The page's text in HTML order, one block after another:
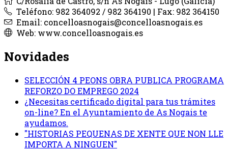
Teléfono: 982 364092 / 982 364190 | Fax: 982 364150
Email: concelloasnogais@concelloasnogais.es
Web: www.concelloasnogais.es
Novidades
SELECCIÓN 4 PEONS OBRA PUBLICA PROGRAMA
REFORZO DO EMPREGO 2024
¿Necesitas certificado digital para tus trámites
on-line? En el Ayuntamiento de As Nogais te
ayudamos.
"HISTORIAS PEQUENAS DE XENTE QUE NON LLE
IMPORTA A NINGUEN"